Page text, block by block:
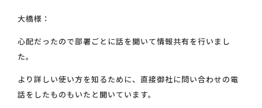
大橋様：
心配だったので部署ごとに話を聞いて情報共有を行いまし
た。
より詳しい使い方を知るために、直接御社に問い合わせの電
話をしたものもいたと聞いています。